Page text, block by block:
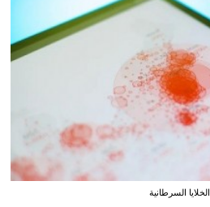
الخلايا السرطانية